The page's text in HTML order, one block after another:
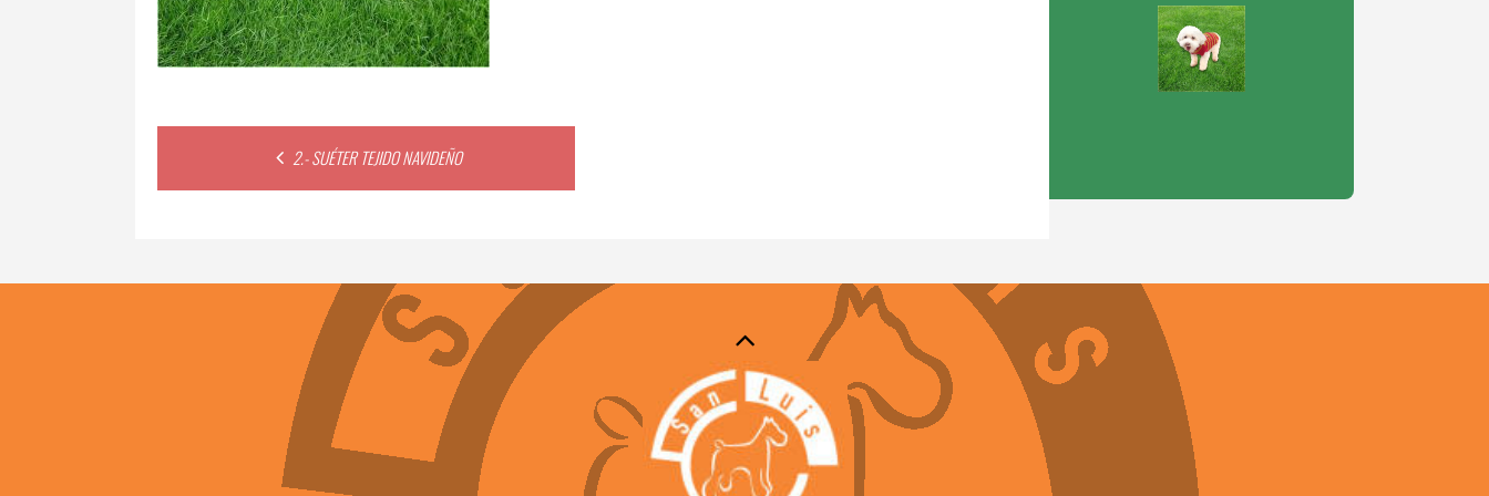
navigation
2.- SUÉTER TEJIDO NAVIDEÑO